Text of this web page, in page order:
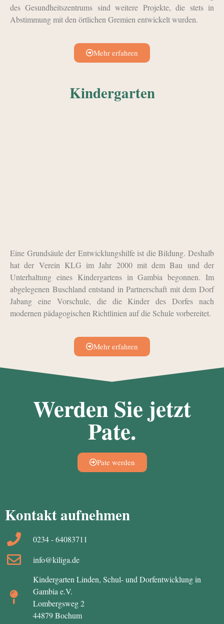
des Gesundheitszentrums sind weitere Projekte, die stets in
Abstimmung mit den örtlichen Gremien entwickelt wurden.
Mehr erfahren
Kindergarten
Eine Grundsäule der Entwicklungshilfe ist die Bildung. Deshalb
hat der Verein KLG im Jahr 2000 mit dem Bau und der
Unterhaltung eines Kindergartens in Gambia begonnen. Im
abgelegenen Buschland entstand in Partnerschaft mit dem Dorf
Jabang eine Vorschule, die die Kinder des Dorfes nach
modernen pädagogischen Richtlinien auf die Schule vorbereitet.
Mehr erfahren
Werden Sie jetzt
Pate.
Pate werden
Kontakt aufnehmen
0234 - 64083711
info@kiliga.de
Kindergarten Linden, Schul- und Dorfentwicklung in
Gambia e.V.
Lombergsweg 2
44879 Bochum